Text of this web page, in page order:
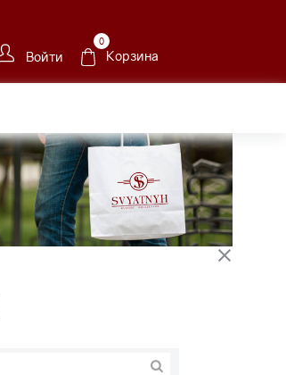
Войти
0
Корзина